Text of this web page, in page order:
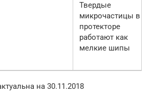
Твердые
микрочастицы в
протекторе
работают как
мелкие шипы
на 30.11.2018